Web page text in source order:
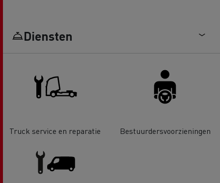
Diensten
Truck service en reparatie Bestuurdersvoorzieningen